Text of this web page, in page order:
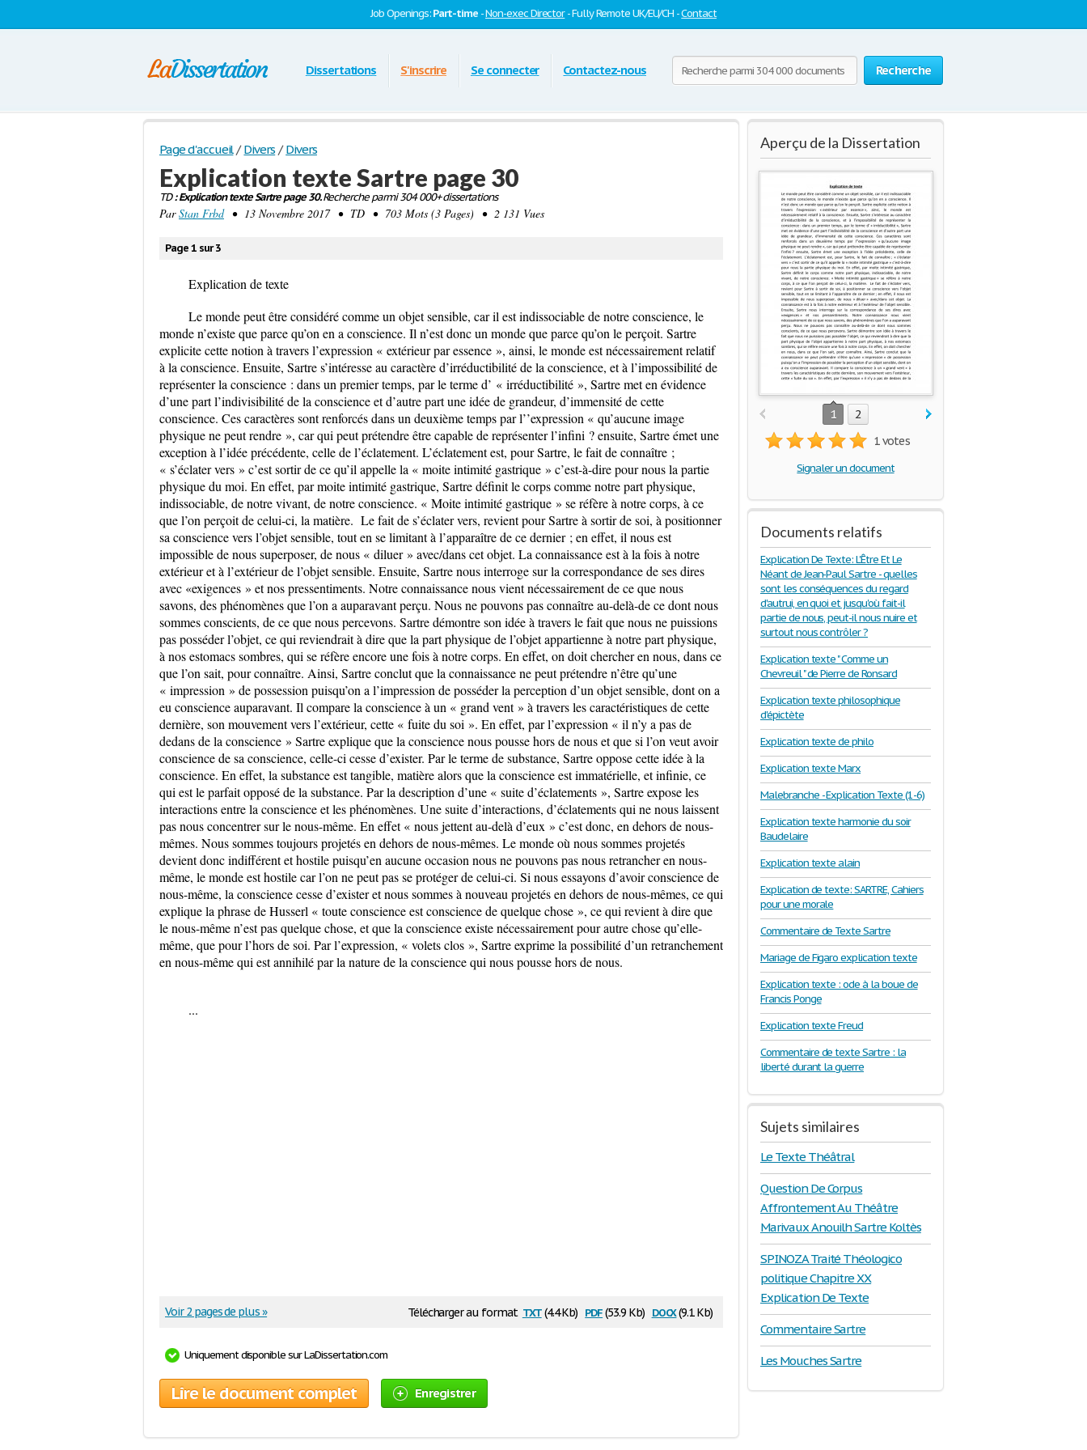
Job Openings:Part-time -Non-exec Director- Fully Remote UK/EU/CH -Contact
Recherche
Dissertations S'inscrire Se connecter Contactez-nous
Page d'accueil / Divers / Divers
Explication texte Sartre page 30
TD: Explication texte Sartre page 30.Recherche parmi 304 000+ dissertations
ParStan Frbd• 13 Novembre 2017 • TD • 703 Mots (3 Pages) • 2 131 Vues
Page 1 sur 3
Explication de texte
Le monde peut être considéré comme un objet sensible, car il est indissociable de notre conscience, le
monde n’existe que parce qu’on en a conscience. Il n’est donc un monde que parce qu’on le perçoit. Sartre
explicite cette notion à travers l’expression « extérieur par essence », ainsi, le monde est nécessairement relatif
à la conscience. Ensuite, Sartre s’intéresse au caractère d’irréductibilité de la conscience, et à l’impossibilité de
représenter la conscience : dans un premier temps, par le terme d’ « irréductibilité », Sartre met en évidence
d’une part l’indivisibilité de la conscience et d’autre part une idée de grandeur, d’immensité de cette
conscience. Ces caractères sont renforcés dans un deuxième temps par l’’expression « qu’aucune image
physique ne peut rendre », car qui peut prétendre être capable de représenter l’infini ? ensuite, Sartre émet une
exception à l’idée précédente, celle de l’éclatement. L’éclatement est, pour Sartre, le fait de connaître ;
« s’éclater vers » c’est sortir de ce qu’il appelle la « moite intimité gastrique » c’est-à-dire pour nous la partie
physique du moi. En effet, par moite intimité gastrique, Sartre définit le corps comme notre part physique,
indissociable, de notre vivant, de notre conscience. « Moite intimité gastrique » se réfère à notre corps, à ce
que l’on perçoit de celui-ci, la matière. Le fait de s’éclater vers, revient pour Sartre à sortir de soi, à positionner
sa conscience vers l’objet sensible, tout en se limitant à l’apparaître de ce dernier ; en effet, il nous est
impossible de nous superposer, de nous « diluer » avec/dans cet objet. La connaissance est à la fois à notre
extérieur et à l’extérieur de l’objet sensible. Ensuite, Sartre nous interroge sur la correspondance de ses dires
avec «exigences » et nos pressentiments. Notre connaissance nous vient nécessairement de ce que nous
savons, des phénomènes que l’on a auparavant perçu. Nous ne pouvons pas connaître au-delà-de ce dont nous
sommes conscients, de ce que nous percevons. Sartre démontre son idée à travers le fait que nous ne puissions
pas posséder l’objet, ce qui reviendrait à dire que la part physique de l’objet appartienne à notre part physique,
à nos estomacs sombres, qui se réfère encore une fois à notre corps. En effet, on doit chercher en nous, dans ce
que l’on sait, pour connaître. Ainsi, Sartre conclut que la connaissance ne peut prétendre n’être qu’une
« impression » de possession puisqu’on a l’impression de posséder la perception d’un objet sensible, dont on a
eu conscience auparavant. Il compare la conscience à un « grand vent » à travers les caractéristiques de cette
dernière, son mouvement vers l’extérieur, cette « fuite du soi ». En effet, par l’expression « il n’y a pas de
dedans de la conscience » Sartre explique que la conscience nous pousse hors de nous et que si l’on veut avoir
conscience de sa conscience, celle-ci cesse d’exister. Par le terme de substance, Sartre oppose cette idée à la
conscience. En effet, la substance est tangible, matière alors que la conscience est immatérielle, et infinie, ce
qui est le parfait opposé de la substance. Par la description d’une « suite d’éclatements », Sartre expose les
interactions entre la conscience et les phénomènes. Une suite d’interactions, d’éclatements qui ne nous laissent
pas nous concentrer sur le nous-même. En effet « nous jettent au-delà d’eux » c’est donc, en dehors de nous-
mêmes. Nous sommes toujours projetés en dehors de nous-mêmes. Le monde où nous sommes projetés
devient donc indifférent et hostile puisqu’en aucune occasion nous ne pouvons pas nous retrancher en nous-
même, le monde est hostile car l’on ne peut pas se protéger de celui-ci. Si nous essayons d’avoir conscience de
nous-même, la conscience cesse d’exister et nous sommes à nouveau projetés en dehors de nous-mêmes, ce qui
explique la phrase de Husserl « toute conscience est conscience de quelque chose », ce qui revient à dire que
le nous-même n’est pas quelque chose, et que la conscience existe nécessairement pour autre chose qu’elle-
même, que pour l’hors de soi. Par l’expression, « volets clos », Sartre exprime la possibilité d’un retranchement
en nous-même qui est annihilé par la nature de la conscience qui nous pousse hors de nous.
...
Télécharger au format txt(4.4 Kb) pdf(53.9 Kb) docx(9.1 Kb)
Voir 2 pages de plus »
Uniquement disponible sur LaDissertation.com
Lire le document complet Enregistrer
Aperçu de la Dissertation
1 2
1 votes
Signaler un document
Documents relatifs
Explication De Texte: L'Être Et Le
Néant de Jean-Paul Sartre - quelles
sont les conséquences du regard
d'autrui, en quoi et jusqu'où fait-il
partie de nous, peut-il nous nuire et
surtout nous contrôler ?
Explication texte " Comme un
Chevreuil " de Pierre de Ronsard
Explication texte philosophique
d'épictète
Explication texte de philo
Explication texte Marx
Malebranche - Explication Texte (1-6)
Explication texte harmonie du soir
Baudelaire
Explication texte alain
Explication de texte: SARTRE, Cahiers
pour une morale
Commentaire de Texte Sartre
Mariage de Figaro explication texte
Explication texte : ode à la boue de
Francis Ponge
Explication texte Freud
Commentaire de texte Sartre : la
liberté durant la guerre
Sujets similaires
Le Texte Théâtral
Question De Corpus
Affrontement Au Théâtre
Marivaux Anouilh Sartre Koltès
SPINOZA Traité Théologico
politique Chapitre XX
Explication De Texte
Commentaire Sartre
Les Mouches Sartre